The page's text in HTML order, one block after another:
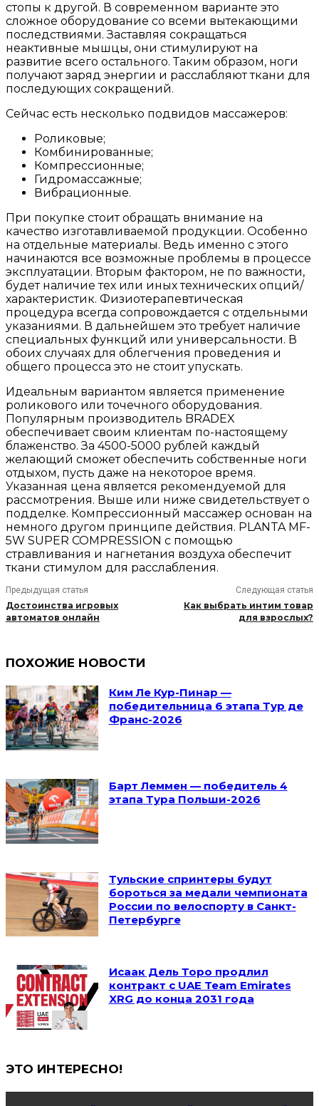
стопы к другой. В современном варианте это
сложное оборудование со всеми вытекающими
последствиями. Заставляя сокращаться
неактивные мышцы, они стимулируют на
развитие всего остального. Таким образом, ноги
получают заряд энергии и расслабляют ткани для
последующих сокращений.
Сейчас есть несколько подвидов массажеров:
Роликовые;
Комбинированные;
Компрессионные;
Гидромассажные;
Вибрационные.
При покупке стоит обращать внимание на
качество изготавливаемой продукции. Особенно
на отдельные материалы. Ведь именно с этого
начинаются все возможные проблемы в процессе
эксплуатации. Вторым фактором, не по важности,
будет наличие тех или иных технических опций/
характеристик. Физиотерапевтическая
процедура всегда сопровождается с отдельными
указаниями. В дальнейшем это требует наличие
специальных функций или универсальности. В
обоих случаях для облегчения проведения и
общего процесса это не стоит упускать.
Идеальным вариантом является применение
роликового или точечного оборудования.
Популярным производитель BRADEX
обеспечивает своим клиентам по-настоящему
блаженство. За 4500-5000 рублей каждый
желающий сможет обеспечить собственные ноги
отдыхом, пусть даже на некоторое время.
Указанная цена является рекомендуемой для
рассмотрения. Выше или ниже свидетельствует о
подделке. Компрессионный массажер основан на
немного другом принципе действия. PLANTA MF-
5W SUPER COMPRESSION с помощью
стравливания и нагнетания воздуха обеспечит
ткани стимулом для расслабления.
Предыдущая статья
Достоинства игровых
автоматов онлайн
Следующая статья
Как выбрать интим товар
для взрослых?
ПОХОЖИЕ НОВОСТИ
Ким Ле Кур-Пинар —
победительница 6 этапа Тур де
Франс-2026
Барт Леммен — победитель 4
этапа Тура Польши-2026
Тульские спринтеры будут
бороться за медали чемпионата
России по велоспорту в Санкт-
Петербурге
Исаак Дель Торо продлил
контракт с UAE Team Emirates
XRG до конца 2031 года
ЭТО ИНТЕРЕСНО!